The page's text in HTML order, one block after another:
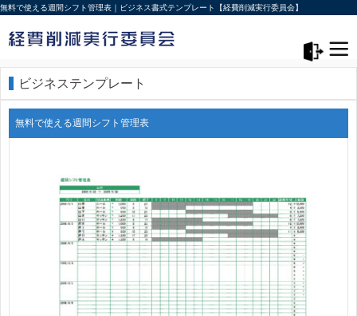
無料で使える週間シフト管理表｜ビジネス書式テンプレート【経費削減実行委員会】
ビジネステンプレート
無料で使える週間シフト管理表